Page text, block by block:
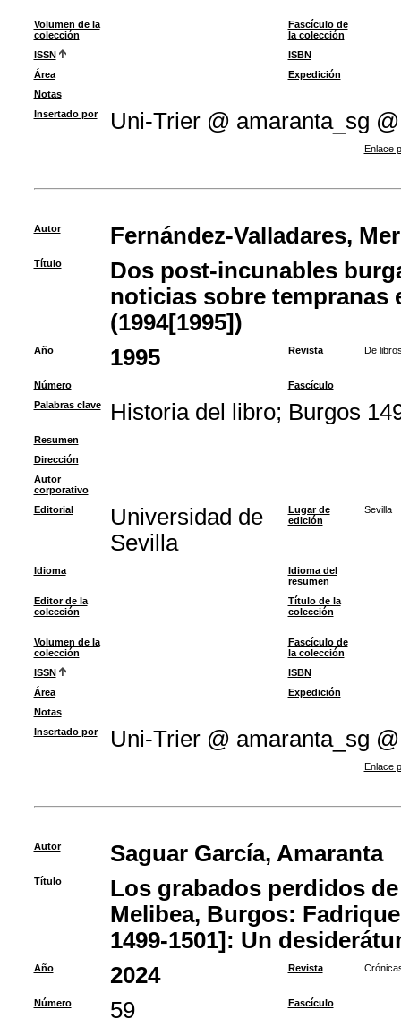
Volumen de la
colección
Fascículo de
la colección
ISSN
ISBN
Área
Expedición
Notas
Insertado por
Uni-Trier @ amaranta_sg @
Enlace
Autor Fernández-Valladares,
Título
Dos post-incunables
noticias sobre tempranas
(1994[1995])
Año 1995 Revista De
Número
Fascículo
Palabras clave
Historia del libro; Burgos
Resumen
Dirección
Autor
corporativo
Editorial
Universidad de
Sevilla
Lugar de
edición
Sevilla
Idioma
Idioma del
resumen
Editor de la
colección
Título de la
colección
Volumen de la
colección
Fascículo de
la colección
ISSN
ISBN
Área
Expedición
Notas
Insertado por
Uni-Trier @ amaranta_sg @
Enlace
Autor Saguar García, Amaranta
Título
Los grabados perdidos
Melibea, Burgos:
1499-1501]: Un
Año 2024 Revista
Número 59 Fascículo